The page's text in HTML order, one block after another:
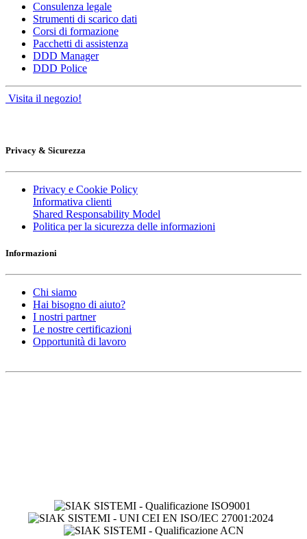
Consulenza legale
Strumenti di scarico dati
Corsi di formazione
Pacchetti di assistenza
DDD Manager
DDD Police
Visita il negozio!
Privacy & Sicurezza
Privacy e Cookie Policy
Informativa clienti
Shared Responsability Model
Politica per la sicurezza delle informazioni
Informazioni
Chi siamo
Hai bisogno di aiuto?
I nostri partner
Le nostre certificazioni
Opportunità di lavoro